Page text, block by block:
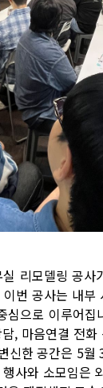
리모델링 공사
번 공사는 내부
심으로 이루어집
, 마음연결 전
신한 공간은 5월
사와 소모임은